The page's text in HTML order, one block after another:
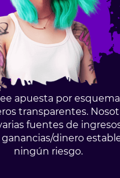
apuesta por
transparentes.
fuentes de
dinero
ningún riesgo.